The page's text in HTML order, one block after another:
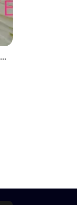
CLEAN COMPLETE บริการซักอบรีดภาคอุตสาหกรรม